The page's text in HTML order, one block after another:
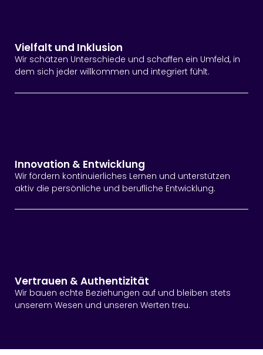
Vielfalt und Inklusion
Wir schätzen Unterschiede und schaffen ein Umfeld, in
dem sich jeder willkommen und integriert fühlt.
Innovation & Entwicklung
Wir fördern kontinuierliches Lernen und unterstützen
aktiv die persönliche und berufliche Entwicklung.
Vertrauen & Authentizität
Wir bauen echte Beziehungen auf und bleiben stets
unserem Wesen und unseren Werten treu.